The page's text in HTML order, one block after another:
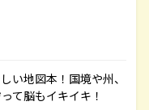
い地図本！国境や州、
て脳もイキイキ！